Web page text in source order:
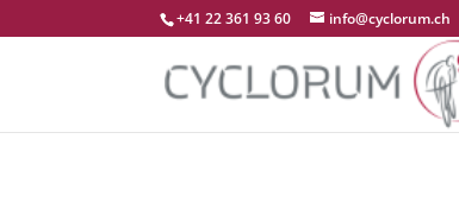
+41 22 361 93 60 info@cyclorum.ch